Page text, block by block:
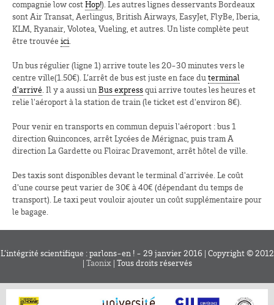
compagnie low costHop!). Les autres lignes desservants Bordeaux
sont Air Transat, Aerlingus, British Airways, EasyJet, FlyBe, Iberia,
KLM, Ryanair, Volotea, Vueling, et autres. Un liste complète peut
être trouvée ici.
Un bus régulier (ligne 1) arrive toute les 20-30 minutes vers le
centre ville(1.50€). L’arrêt de bus est juste en face duterminal
d'arrivé. Il y a aussi unBus expressqui arrive toutes les heures et
relie l'aéroport à la station de train (le ticket est d'environ 8€).
Pour venir en transports en commun depuis l'aéroport : bus 1
direction Quinconces, arrêt Lycées de Mérignac, puis tram A
direction La Gardette ou Floirac Dravemont, arrêt hôtel de ville.
Des taxis sont disponibles devant le terminal d'arrivée. Le coût
d'une course peut varier de 30€ à 40€ (dépendant du temps de
transport). Le taxi peut vouloir ajouter un coût supplémentaire pour
le bagage.
L’intégrité scientifique : parlons-en ! - 29 janvier 2016 | Copyright © 2012
| Taonix| Tous droits réservés